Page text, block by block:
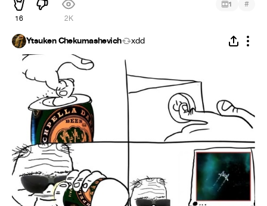
16 2K
1 #
Ytsuken Chekumashevich xdd